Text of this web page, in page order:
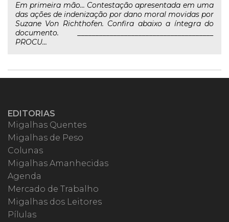
Em primeira mão... Contestação apresentada em uma
das ações de indenização por dano moral movidas por
Suzane Von Richthofen. Confira abaixo a íntegra do
documento. ______________________________________
PROCU...
EDITORIAS
Migalhas Quentes
Migalhas de Peso
Colunas
Migalhas Amanhecidas
Agenda
Mercado de Trabalho
Migalhas dos Leitores
Pílulas